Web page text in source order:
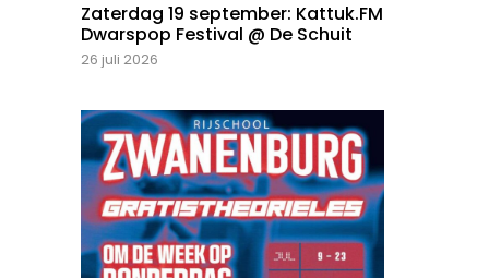
Zaterdag 19 september: Kattuk.FM
Dwarspop Festival @ De Schuit
26 juli 2026